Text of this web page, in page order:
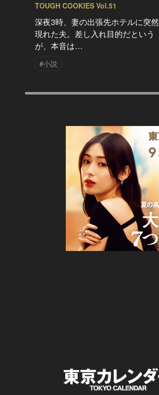
TOUGH COOKIES Vol.51
深夜3時、妻の出張先ホテルに突然
現れた夫。差し入れ目的だという
が、本音は…
#小説